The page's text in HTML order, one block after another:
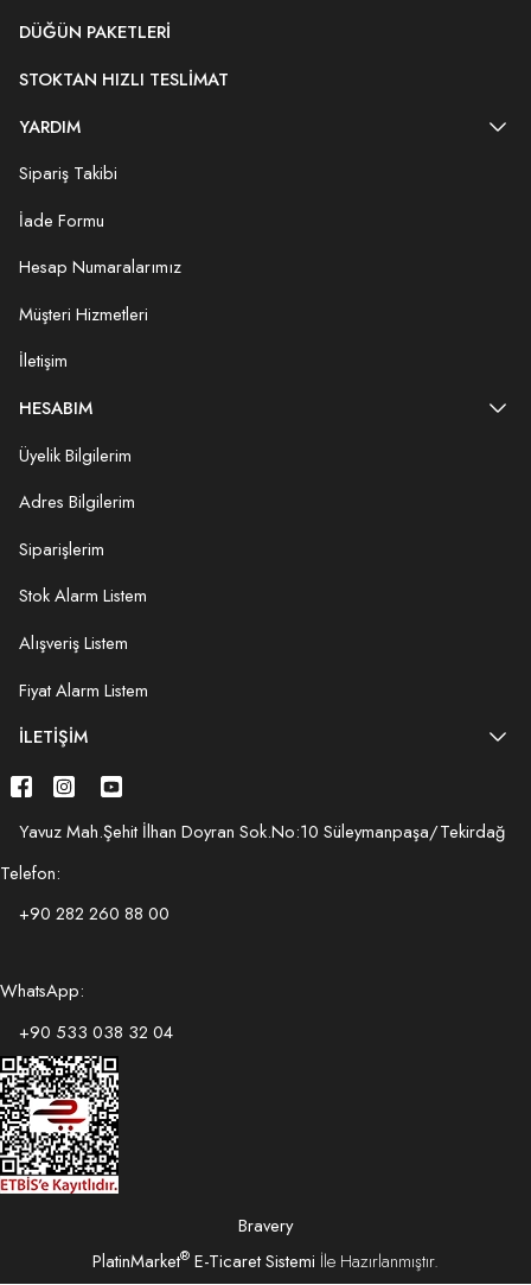
DÜĞÜN PAKETLERI
STOKTAN HIZLI TESLIMAT
YARDIM
Sipariş Takibi
İade Formu
Hesap Numaralarımız
Müşteri Hizmetleri
İletişim
HESABIM
Üyelik Bilgilerim
Adres Bilgilerim
Siparişlerim
Stok Alarm Listem
Alışveriş Listem
Fiyat Alarm Listem
İLETIŞIM
Yavuz Mah.Şehit İlhan Doyran Sok.No:10 Süleymanpaşa/Tekirdağ
Telefon:
+90 282 260 88 00
WhatsApp:
+90 533 038 32 04
Bravery
PlatinMarket® E-Ticaret Sistemi İle Hazırlanmıştır.